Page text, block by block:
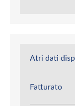
Atri dati
Fatturato